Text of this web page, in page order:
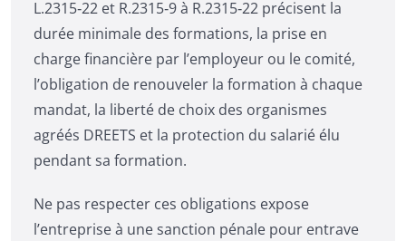
L.2315‑22 et R.2315‑9 à R.2315‑22 précisent la
durée minimale des formations, la prise en
charge financière par l’employeur ou le comité,
l’obligation de renouveler la formation à chaque
mandat, la liberté de choix des organismes
agréés DREETS et la protection du salarié élu
pendant sa formation.
Ne pas respecter ces obligations expose
l’entreprise à une sanction pénale pour entrave